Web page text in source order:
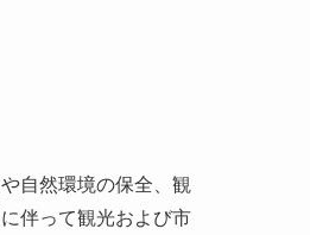
自然環境の保全、観
伴って観光および市